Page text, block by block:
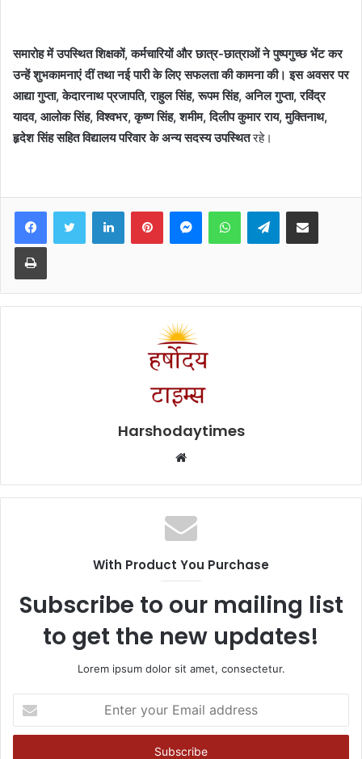
समारोह में उपस्थित शिक्षकों, कर्मचारियों और छात्र-छात्राओं ने पुष्पगुच्छ भेंट कर
उन्हें शुभकामनाएं दीं तथा नई पारी के लिए सफलता की कामना की। इस अवसर पर
आद्या गुप्ता, केदारनाथ प्रजापति, राहुल सिंह, रूपम सिंह, अनिल गुप्ता, रविंद्र
यादव, आलोक सिंह, विश्वभर, कृष्ण सिंह, शमीम, दिलीप कुमार राय, मुक्तिनाथ,
हृदेश सिंह सहित विद्यालय परिवार के अन्य सदस्य उपस्थितरहे।
FacebookTwitter LinkedInPinterestMessengerWhatsAppTelegramShare via Email
Print
Harshodaytimes
Website
With Product You Purchase
Subscribe to our mailing list
to get the new updates!
Lorem ipsum dolor sit amet, consectetur.
your
Email